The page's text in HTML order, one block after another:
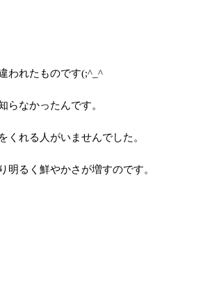
われたものです(;^_^
らなかったんです。
くれる人がいませんでした。
明るく鮮やかさが増すのです。